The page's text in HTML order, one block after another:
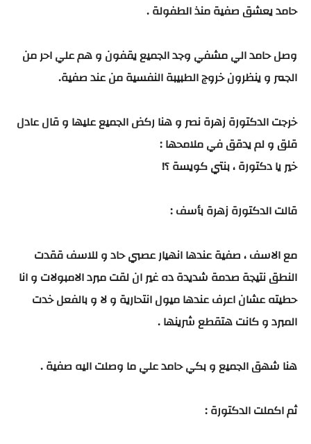
حامد يعشق صفية منذ الطفولة .
وصل حامد الي مشفي وجد الجميع يقفون و هم علي احر من
الجمر و ينظرون خروج الطبيبة النفسية من عند صفية.
خرجت الدكتورة زهرة نصر و هنا ركض الجميع عليها و قال عادل
قلق و لم يدقق في ملامحها :
خير يا دكتورة ، بنتي كويسة ؟!
قالت الدكتورة زهرة بأسف :
مع الاسف ، صفية عندها انهيار عصبي حاد و للاسف ققدت
النطق نتيجة صدمة شديدة ده غير ان لقت مبرد الامبولات و انا
حطيته عشان اعرف عندها ميول انتحارية و لا و بالفعل خدت
المبرد و كانت هتقطع شرينها .
هنا شهق الجميع و بكي حامد علي ما وصلت اليه صفية .
ثم اكملت الدكتورة :